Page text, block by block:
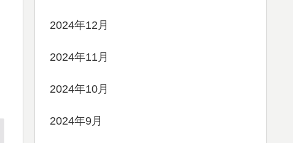
2024年12月
2024年11月
2024年10月
2024年9月